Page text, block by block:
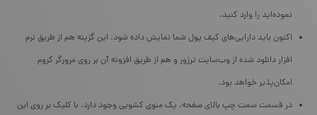
نموده‌اید را وارد کنید.
اکنون باید دارایی‌های کیف پول شما نمایش داده شود. این گزینه هم از طریق نرم
افزار دانلود شده از وب‌سایت ترزور و هم از طریق افزونه آن بر روی مرورگر کروم
امکان‌پذیر خواهد بود.
در قسمت سمت چپ بالای صفحه، یک منوی کشویی وجود دارد. با کلیک بر روی این